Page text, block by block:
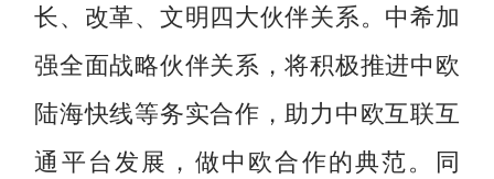
长、改革、文明四大伙伴关系。中希加
强全面战略伙伴关系，将积极推进中欧
陆海快线等务实合作，助力中欧互联互
通平台发展，做中欧合作的典范。同